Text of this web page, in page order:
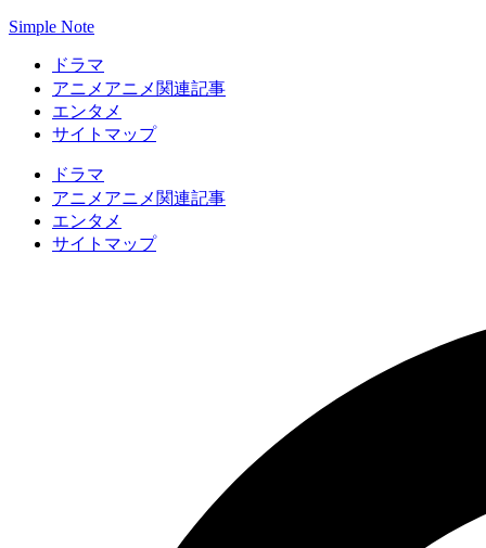
Simple Note
ドラマ
アニメ アニメ関連記事
エンタメ
サイトマップ
ドラマ
アニメ アニメ関連記事
エンタメ
サイトマップ